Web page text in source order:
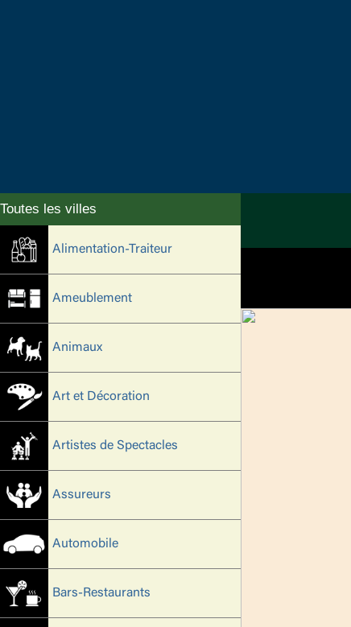
Alimentation-Traiteur
Ameublement
Animaux
Art et Décoration
Artistes de Spectacles
Assureurs
Automobile
Bars-Restaurants